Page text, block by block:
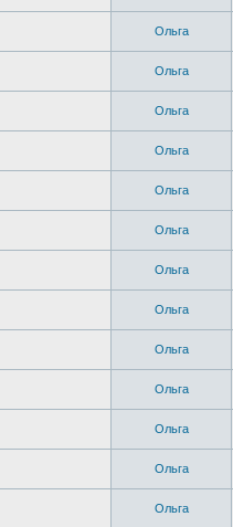
Ольга
Ольга
Ольга
Ольга
Ольга
Ольга
Ольга
Ольга
Ольга
Ольга
Ольга
Ольга
Ольга